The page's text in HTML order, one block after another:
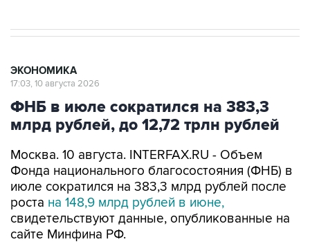
ЭКОНОМИКА
17:03, 10 августа 2026
ФНБ в июле сократился на 383,3
млрд рублей, до 12,72 трлн рублей
Москва. 10 августа. INTERFAX.RU - Объем
Фонда национального благосостояния (ФНБ) в
июле сократился на 383,3 млрд рублей после
роста на 148,9 млрд рублей в июне,
свидетельствуют данные, опубликованные на
сайте Минфина РФ.